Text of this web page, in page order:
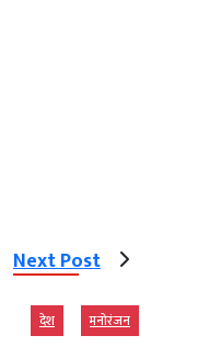
Next Post
देश मनोरंजन